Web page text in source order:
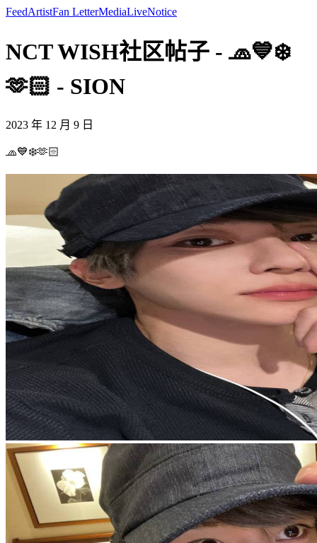
FeedArtistFan LetterMediaLiveNotice
NCT WISH社区帖子 - 🧢💙❄️
🫶🏻 - SION
2023 年 12 月 9 日
🧢💙❄️🫶🏻